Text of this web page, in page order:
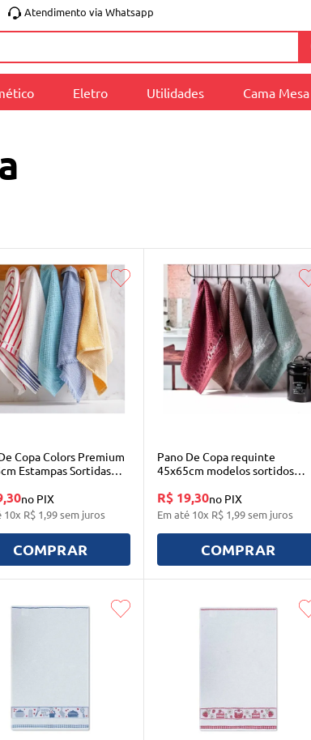
Atendimento via Whatsapp
Eletro Utilidades Cama
Copa Colors Premium
Estampas Sortidas
no PIX
10x R$ 1,99sem juros
COMPRAR
Pano De Copa requinte
45x65cm modelos sortidos
R$ 19,30no PIX
Em até 10x R$ 1,99sem juros
COMPRAR